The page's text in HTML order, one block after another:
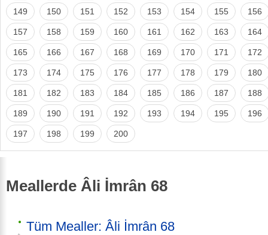
149 150 151 152 153 154 155 156
157 158 159 160 161 162 163 164
165 166 167 168 169 170 171 172
173 174 175 176 177 178 179 180
181 182 183 184 185 186 187 188
189 190 191 192 193 194 195 196
197 198 199 200
Meallerde Âli İmrân 68
Tüm Mealler: Âli İmrân 68